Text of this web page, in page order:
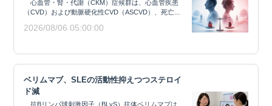
心血管・腎・代謝（CKM）症候群は、心血管疾患
（CVD）および動脈硬化性CVD（ASCVD）、死亡...
2026/08/06 05:00:00
ベリムマブ、SLEの活動性抑えつつステロイ
ド減
抗Bリンパ球刺激因子（BLyS）抗体ベリムマブは、